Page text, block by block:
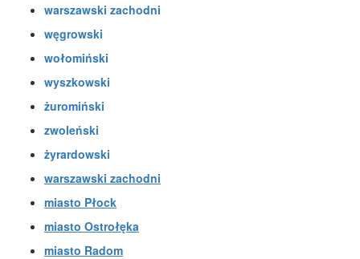
warszawski zachodni
węgrowski
wołomiński
wyszkowski
żuromiński
zwoleński
żyrardowski
warszawski zachodni
miasto Płock
miasto Ostrołęka
miasto Radom